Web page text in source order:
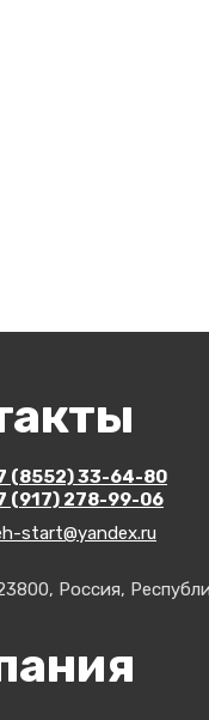
(8552) 33-64-80
(917) 278-99-06
start@yandex.ru
Россия,